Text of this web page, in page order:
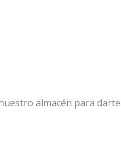
almacén para